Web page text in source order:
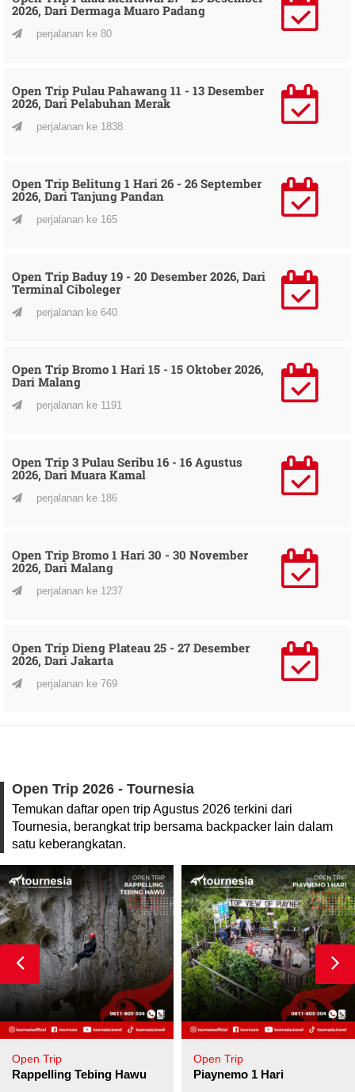
2026, Dari Dermaga Muaro Padang
perjalanan ke 80
Open Trip Pulau Pahawang 11 - 13 Desember
2026, Dari Pelabuhan Merak
perjalanan ke 1838
Open Trip Belitung 1 Hari 26 - 26 September
2026, Dari Tanjung Pandan
perjalanan ke 165
Open Trip Baduy 19 - 20 Desember 2026, Dari
Terminal Ciboleger
perjalanan ke 640
Open Trip Bromo 1 Hari 15 - 15 Oktober 2026,
Dari Malang
perjalanan ke 1191
Open Trip 3 Pulau Seribu 16 - 16 Agustus
2026, Dari Muara Kamal
perjalanan ke 186
Open Trip Bromo 1 Hari 30 - 30 November
2026, Dari Malang
perjalanan ke 1237
Open Trip Dieng Plateau 25 - 27 Desember
2026, Dari Jakarta
perjalanan ke 769
Open Trip 2026 - Tournesia
Temukan daftar open trip Agustus 2026 terkini dari
Tournesia, berangkat trip bersama backpacker lain dalam
satu keberangkatan.
Open Trip
Rappelling Tebing Hawu
Open Trip
Piaynemo 1 Hari